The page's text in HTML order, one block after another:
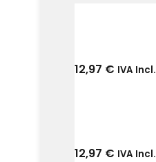
12,97 € IVA Incl.
12,97 € IVA Incl.